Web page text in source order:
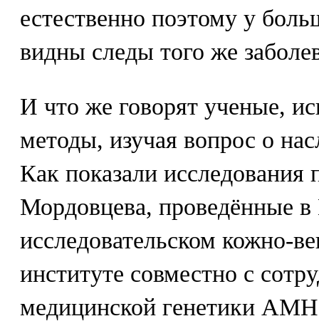
естественно поэтому у
видны следы того же
И что же говорят ученые,
методы, изучая вопрос о
Как показали
Мордовцева, проведённые
исследовательском кожно-
институте совместно с
медицинской генетики